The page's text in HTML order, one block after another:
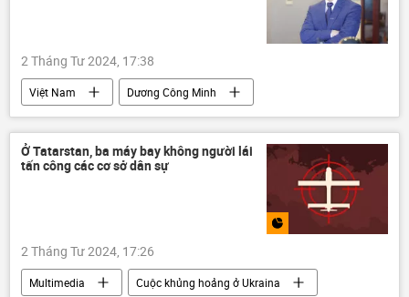
2 Tháng Tư 2024, 17:38
Việt Nam
Dương Công Minh
Sacombank
ngân hàng
Bộ Công an Việt Nam
Ở Tatarstan, ba máy bay không người lái
tấn công các cơ sở dân sự
2 Tháng Tư 2024, 17:26
Multimedia
Cuộc khủng hoảng ở Ukraina